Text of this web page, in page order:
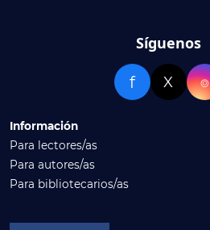
Síguenos
f X ⌾
Información
Para lectores/as
Para autores/as
Para bibliotecarios/as